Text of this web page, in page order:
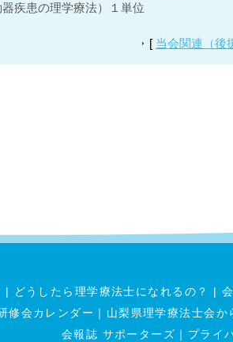
疾患の理学療法）１単位
[ 当会関連（後
| どうしたら理学療法士になれるの？ |
修会カレンダー ｜ 山梨県理学療法士会か
会報誌 サポーターズ ｜ プライ